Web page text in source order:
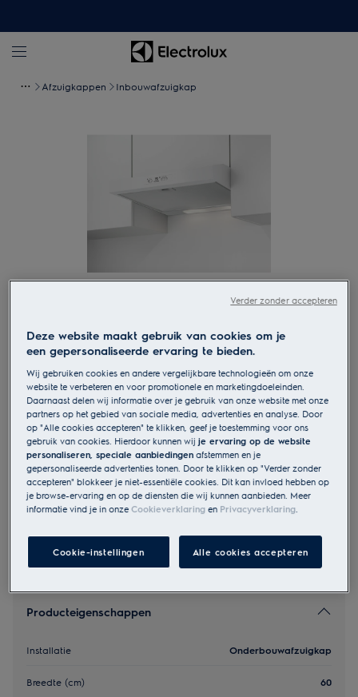
Afzuigkappen Inbouwafzuigkap
EFU216W
300 LEDLights - Onderbouw
afzuigkap 60 cm wit
EU productinformatie
€ 189
Producteigenschappen
Installatie Onderbouwafzuigkap
Breedte (cm) 60
Deze website maakt gebruik van cookies om je
een gepersonaliseerde ervaring te bieden.
Wij gebruiken cookies en andere vergelijkbare technologieën om onze
website te verbeteren en voor promotionele en marketingdoeleinden.
Daarnaast delen wij informatie over je gebruik van onze website met onze
partners op het gebied van sociale media, advertenties en analyse. Door
op "Alle cookies accepteren" te klikken, geef je toestemming voor ons
gebruik van cookies. Hierdoor kunnen wijje ervaring op de website
personaliseren, speciale aanbiedingen afstemmen en je
gepersonaliseerde advertenties tonen. Door te klikken op "Verder zonder
accepteren" blokkeer je niet-essentiële cookies. Dit kan invloed hebben op
je browse-ervaring en op de diensten die wij kunnen aanbieden. Meer
informatie vind je in onzeCookieverklaring en Privacyverklaring
Cookie-instellingen Alle cookies accepteren
Verder zonder accepteren